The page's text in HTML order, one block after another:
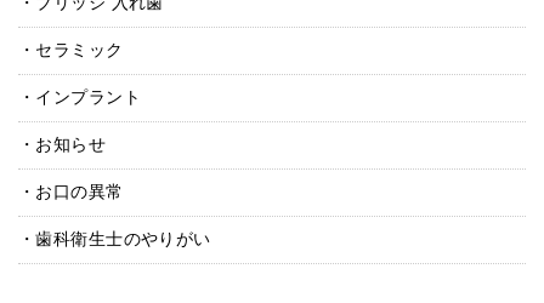
セラミック
インプラント
お知らせ
お口の異常
歯科衛生士のやりがい